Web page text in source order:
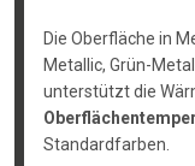
Die Oberfläche in
Metallic, Grün-
unterstützt die
Standardfarben.